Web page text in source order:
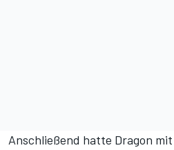
Anschließend hatte Dragon